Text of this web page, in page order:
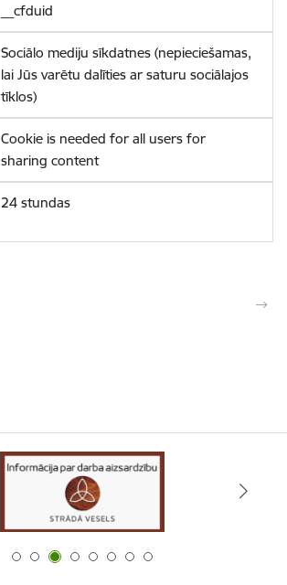
__cfduid
Sociālo mediju sīkdatnes (nepieciešamas,
lai Jūs varētu dalīties ar saturu sociālajos
tīklos)
Cookie is needed for all users for
sharing content
24 stundas